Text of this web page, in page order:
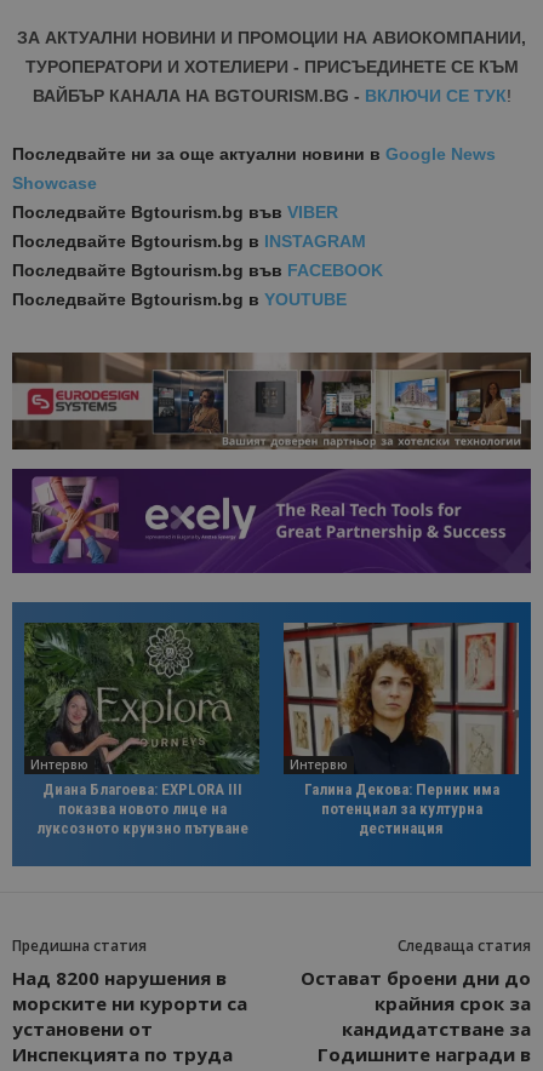
ЗА АКТУАЛНИ НОВИНИ И ПРОМОЦИИ НА АВИОКОМПАНИИ,
ТУРОПЕРАТОРИ И ХОТЕЛИЕРИ - ПРИСЪЕДИНЕТЕ СЕ КЪМ
ВАЙБЪР КАНАЛА НА BGTOURISM.BG - ВКЛЮЧИ СЕ ТУК!
Последвайте ни за още актуални новини в Google News
Showcase
Последвайте Bgtourism.bg във VIBER
Последвайте Bgtourism.bg в INSTAGRAM
Последвайте Bgtourism.bg във FACEBOOK
Последвайте Bgtourism.bg в YOUTUBE
Интервю
Диана Благоева: EXPLORA III
показва новото лице на
луксозното круизно пътуване
Интервю
Галина Декова: Перник има
потенциал за културна
дестинация
Предишна статия
Над 8200 нарушения в
морските ни курорти са
установени от
Инспекцията по труда
Следваща статия
Остават броени дни до
крайния срок за
кандидатстване за
Годишните награди в